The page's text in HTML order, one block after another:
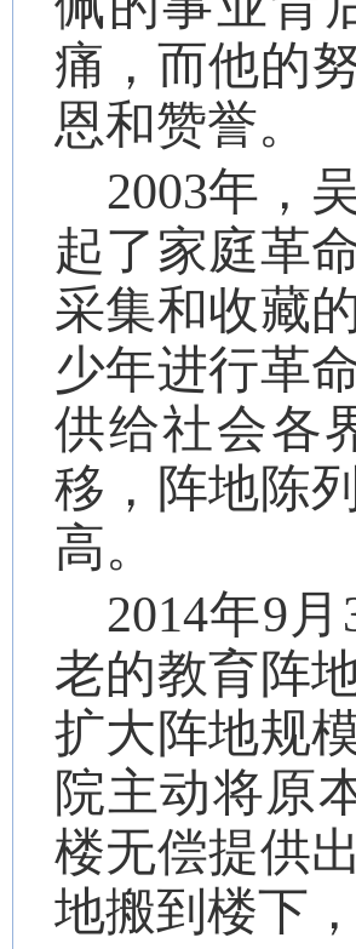
痛，而他的
恩和赞誉。
2003年，
起了家庭革
采集和收藏
少年进行革
供给社会各
移，阵地陈
高。
2014年9 月
老的教育阵
扩大阵地规
院主动将原
楼无偿提供
地搬到楼下